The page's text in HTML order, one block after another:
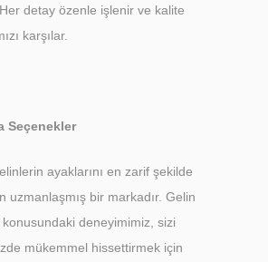
detay özenle işlenir ve kalite
karşılar.
Seçenekler
ayaklarını en zarif şekilde
uzmanlaşmış bir markadır. Gelin
konusundaki deneyimimiz, sizi
mükemmel hissettirmek için